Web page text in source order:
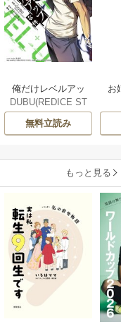
俺だけレベルアッ
プな件
DUBU(REDICE ST
UDIO)
/ Chugong
h-goon
無料立読み
お
もっと見る